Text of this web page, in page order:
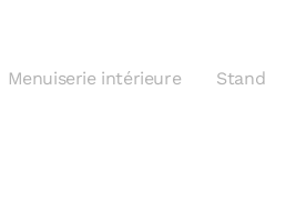
Menuiserie intérieure Stand